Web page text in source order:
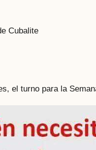
Cubalite
el turno para la